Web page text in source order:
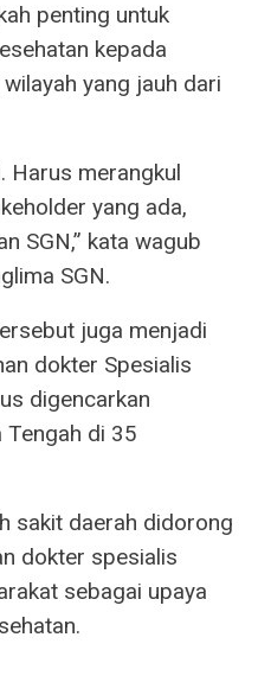
penting untuk
kepada
yang jauh dari
Harus merangkul
yang ada,
SGN,” kata wagub
SGN.
juga menjadi
dokter Spesialis
digencarkan
Tengah di 35
sakit daerah didorong
dokter spesialis
sebagai upaya